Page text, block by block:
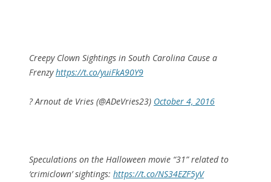
Creepy Clown Sightings in South Carolina Cause a
Frenzyhttps://t.co/yuiFkA90Y9
? Arnout de Vries (@ADeVries23) October 4, 2016
Speculations on the Halloween movie “31” related to
‘crimiclown’ sightings: https://t.co/NS34EZF5yV